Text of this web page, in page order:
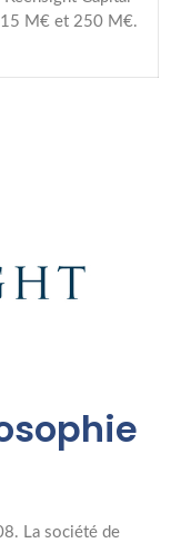
15 M€ et 250 M€.
La société de